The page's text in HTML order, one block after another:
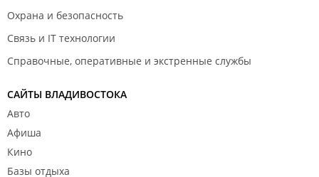
Охрана и безопасность
Связь и IT технологии
Справочные, оперативные и экстренные службы
САЙТЫ ВЛАДИВОСТОКА
Авто
Афиша
Кино
Базы отдыха